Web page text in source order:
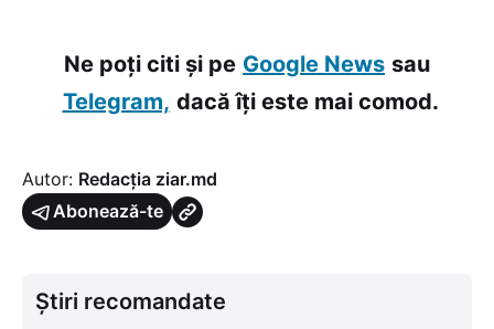
Ne poți citi și pe Google News sau
Telegram, dacă îți este mai comod.
Autor: Redacția ziar.md
Abonează-te
Știri recomandate